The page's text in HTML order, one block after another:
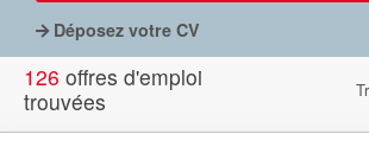
Déposez votre CV
126 offres d'emploi
trouvées